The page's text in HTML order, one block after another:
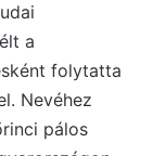
a
folytatta
Nevéhez
pálos